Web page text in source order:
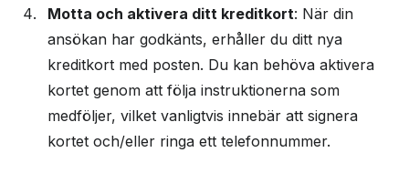
Motta och aktivera ditt kreditkort: När din
ansökan har godkänts, erhåller du ditt nya
kreditkort med posten. Du kan behöva aktivera
kortet genom att följa instruktionerna som
medföljer, vilket vanligtvis innebär att signera
kortet och/eller ringa ett telefonnummer.